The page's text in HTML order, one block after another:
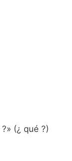
(¿ qué ?)